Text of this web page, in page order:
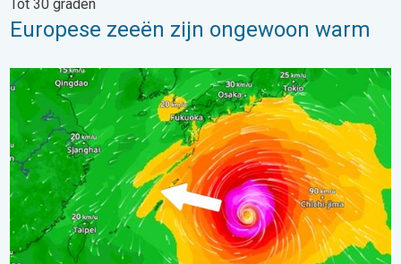
Tot 30 graden
Europese zeeën zijn ongewoon warm
Tyfoon Dolphin op weg naar Japan. Veel regen en wind. . .